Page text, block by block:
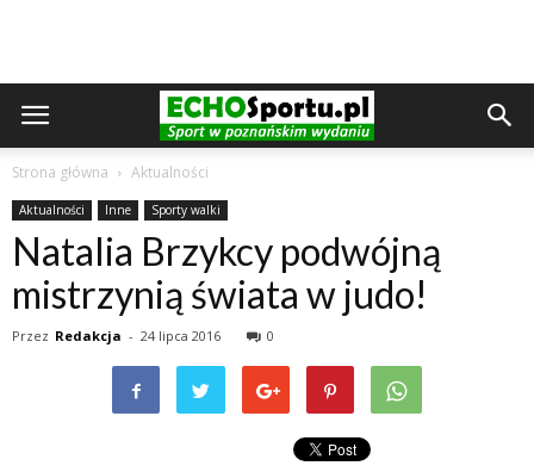
Strona główna Aktualności
Aktualności Inne Sporty walki
Natalia Brzykcy podwójną
mistrzynią świata w judo!
Przez Redakcja - 24 lipca 2016 0